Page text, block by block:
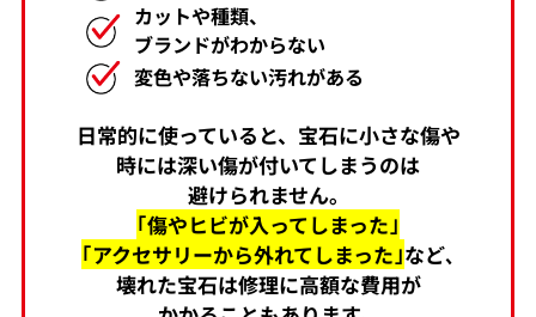
カットや種類、
ブランドがわからない
変色や落ちない汚れがある
日常的に使っていると、宝石に小さな傷や
時には深い傷が付いてしまうのは
避けられません。
｢傷やヒビが入ってしまった｣
｢アクセサリーから外れてしまった｣など､
壊れた宝石は修理に高額な費用が